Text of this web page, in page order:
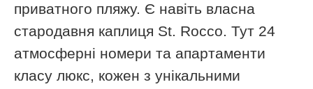
приватного пляжу. Є навіть власна
стародавня каплиця St. Rocco. Тут 24
атмосферні номери та апартаменти
класу люкс, кожен з унікальними